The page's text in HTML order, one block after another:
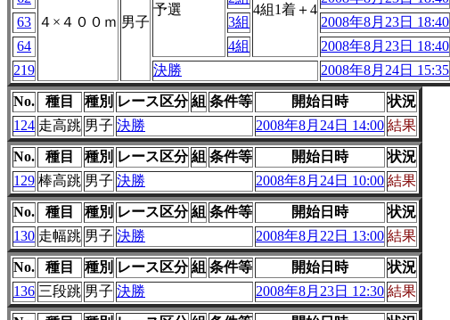
４×４００ｍ 男子
予選 4組1着＋4
63
3組 2008年8月23日 18:40
64
4組 2008年8月23日 18:40
219
決勝 2008年8月24日 15:35
No. 種目 種別 レース区分 組 条件等 開始日時
状況
124 走高跳 男子 決勝 2008年8月24日 14:00 結果
No. 種目 種別 レース区分 組 条件等 開始日時
状況
129 棒高跳 男子 決勝 2008年8月24日 10:00 結果
No. 種目 種別 レース区分 組 条件等 開始日時
状況
130 走幅跳 男子 決勝 2008年8月22日 13:00 結果
No. 種目 種別 レース区分 組 条件等 開始日時
状況
136 三段跳 男子 決勝 2008年8月23日 12:30 結果